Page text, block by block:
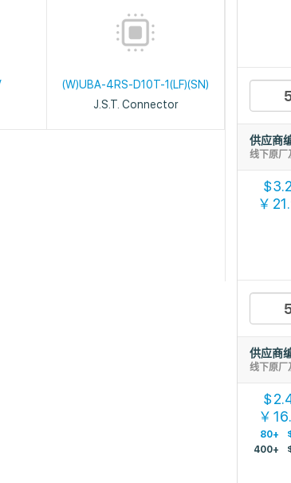
(W)UBA-4RS-D10T-1(LF)(SN)
J.S.T. Connector
供应商
线下原厂
$
￥
供应商
线下原厂
$
￥
80+
400+